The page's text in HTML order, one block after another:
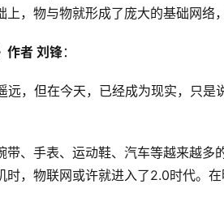
，物与物就形成了庞大的基础网络
作者 刘锋：
，但在今天，已经成为现实，只是
带、手表、运动鞋、汽车等越来越多
，物联网或许就进入了2.0时代。